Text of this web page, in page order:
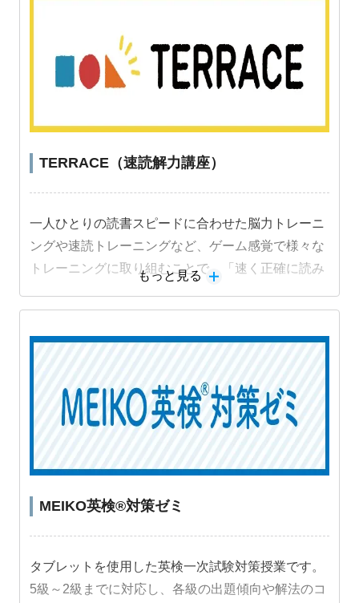
TERRACE（速読解力講座）
一人ひとりの読書スピードに合わせた脳力トレーニ
ングや速読トレーニングなど、ゲーム感覚で様々な
トレーニングに取り組むことで、「速く正確に読み
もっと見る
MEIKO英検®対策ゼミ
タブレットを使用した英検一次試験対策授業です。
5級～2級までに対応し、各級の出題傾向や解法のコ